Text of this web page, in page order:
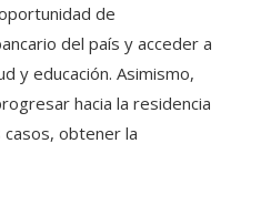
de
del país y acceder a
y educación. Asimismo,
hacia la residencia
obtener la